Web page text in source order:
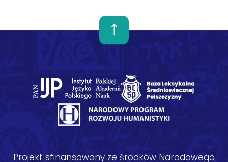
Projekt sfinansowany ze środków Narodowego